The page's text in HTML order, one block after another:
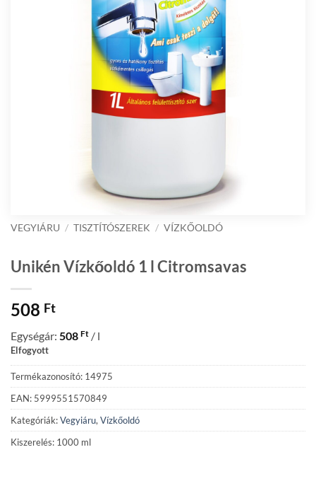
VEGYIÁRU / TISZTÍTÓSZEREK / VÍZKŐOLDÓ
Unikén Vízkőoldó 1 l Citromsavas
508 Ft
Egységár: 508 Ft / l
Elfogyott
Termékazonosító: 14975
EAN: 5999551570849
Kategóriák:Vegyiáru, Vízkőoldó
Kiszerelés: 1000 ml